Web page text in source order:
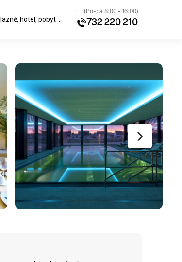
(Po-pá 8:00 - 16:00)
732 220 210